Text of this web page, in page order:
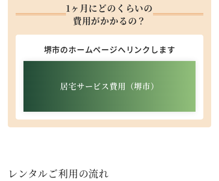
1ヶ月にどのくらいの
費用がかかるの？
堺市のホームページへリンクします
居宅サービス費用（堺市）
レンタルご利用の流れ